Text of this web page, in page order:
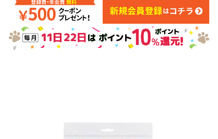
ドッグフード キャットフード
美容・ケア用品 服・おさんぽ用品
アフターサービス
商品リクエスト